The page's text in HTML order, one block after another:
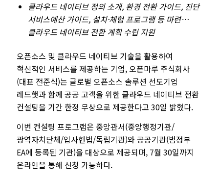
클라우드 네이티브 정의 소개, 환경 전환 가이드, 진단
서비스예산 가이드, 설치·체험 프로그램 등 마련…
클라우드 네이티브 전환 계획 수립 지원
오픈소스 및 클라우드 네이티브 기술을 활용하여
혁신적인 서비스를 제공하는 기업, 오픈마루 주식회사
(대표 전준식)는 글로벌 오픈소스 솔루션 선도기업
레드햇과 함께 공공 고객을 위한 클라우드 네이티브 전환
컨설팅을 기간 한정 무상으로 제공한다고 30일 밝혔다.
이번 컨설팅 프로그램은 중앙관서(중앙행정기관/
광역자치단체/입사헌법/독립기관)와 공공기관(범정부
EA에 등록된 기관)을 대상으로 제공되며, 7월 30일까지
온라인을 통해 신청 가능하다.